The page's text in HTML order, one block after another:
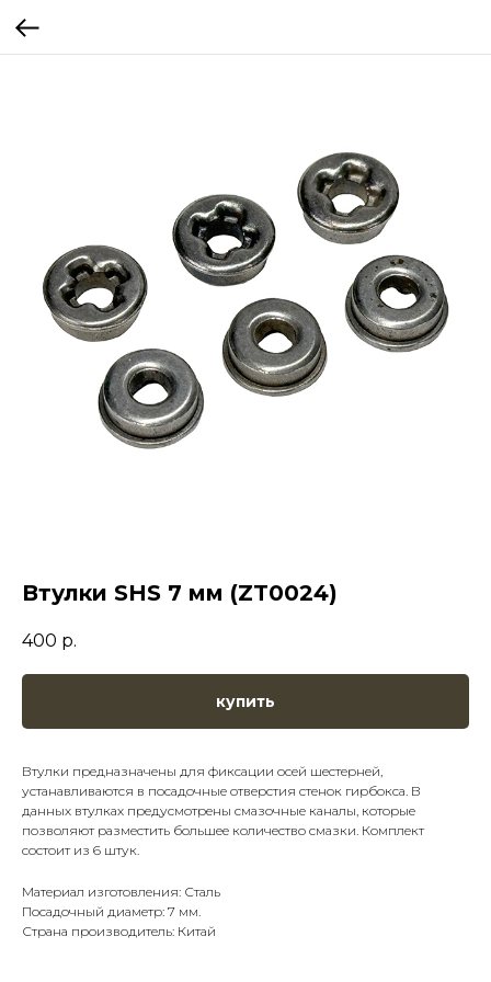
Втулки SHS 7 мм (ZT0024)
400 р.
купить
Втулки предназначены для фиксации осей шестерней,
устанавливаются в посадочные отверстия стенок гирбокса. В
данных втулках предусмотрены смазочные каналы, которые
позволяют разместить большее количество смазки. Комплект
состоит из 6 штук.
Материал изготовления: Сталь
Посадочный диаметр: 7 мм.
Страна производитель: Китай